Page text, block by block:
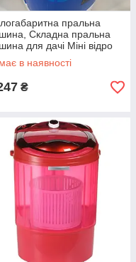
пральна
Складна пральна
для дачі Міні відро
в наявності
₴